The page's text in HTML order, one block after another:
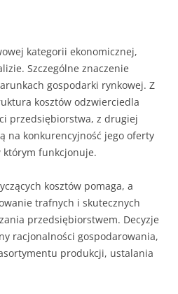
kategorii ekonomicznej,
Szczególne znaczenie
gospodarki rynkowej. Z
kosztów odzwierciedla
przedsiębiorstwa, z drugiej
na konkurencyjność jego oferty
którym funkcjonuje.
kosztów pomaga, a
trafnych i skutecznych
przedsiębiorstwem. Decyzje
racjonalności gospodarowania,
produkcji, ustalania